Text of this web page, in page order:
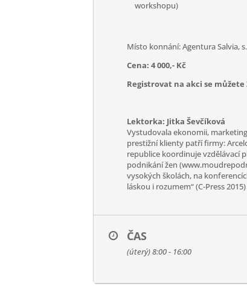
workshopu)
Místo konnání: Agentura Salvia,
Cena: 4 000,- Kč
Registrovat na akci se můžete
Lektorka: Jitka Ševčíková
Vystudovala ekonomii,
prestižní klienty patří firmy:
republice koordinuje vzdělávací
podnikání žen
vysokých školách, na
láskou i rozumem“ (C-Press
ČAS
(úterý) 8:00 - 16:00